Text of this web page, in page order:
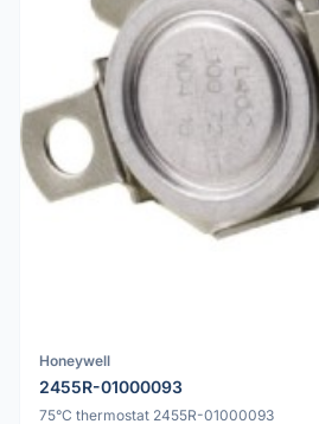
Honeywell
2455R-01000093
75°C thermostat 2455R-01000093